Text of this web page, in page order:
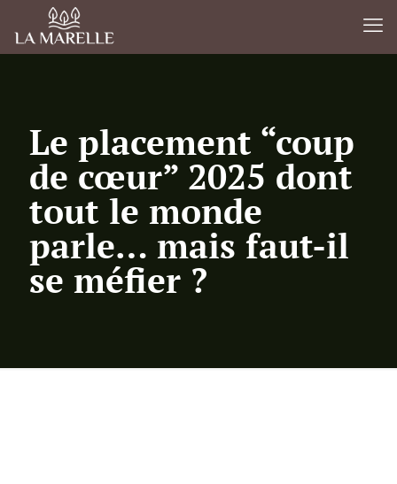
Le placement “coup
de cœur” 2025 dont
tout le monde
parle… mais faut-il
se méfier ?